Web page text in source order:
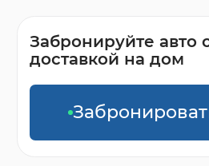
Забронируйте авто
доставкой на дом